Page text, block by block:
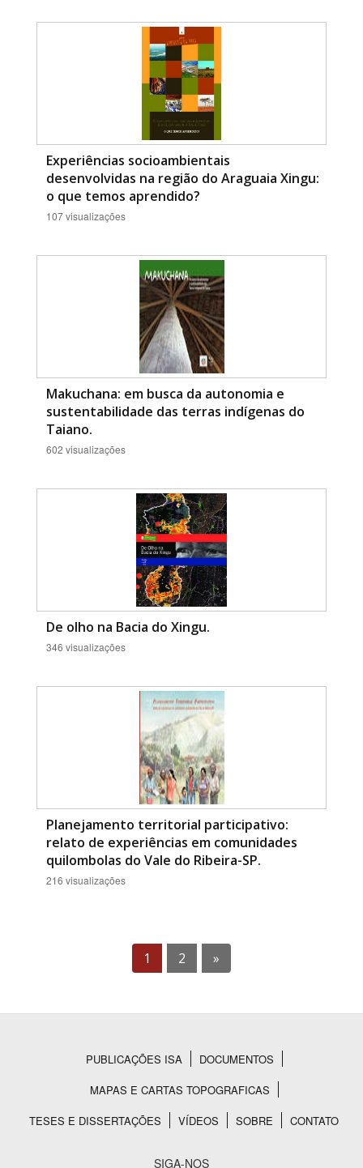
Experiências socioambientais
desenvolvidas na região do Araguaia Xingu:
o que temos aprendido?
107 visualizações
Makuchana: em busca da autonomia e
sustentabilidade das terras indígenas do
Taiano.
602 visualizações
De olho na Bacia do Xingu.
346 visualizações
Planejamento territorial participativo:
relato de experiências em comunidades
quilombolas do Vale do Ribeira-SP.
216 visualizações
1 2 »
Rodapé
PUBLICAÇÕES ISA
DOCUMENTOS
MAPAS E CARTAS TOPOGRAFICAS
TESES E DISSERTAÇÕES
VÍDEOS SOBRE CONTATO
SIGA-NOS